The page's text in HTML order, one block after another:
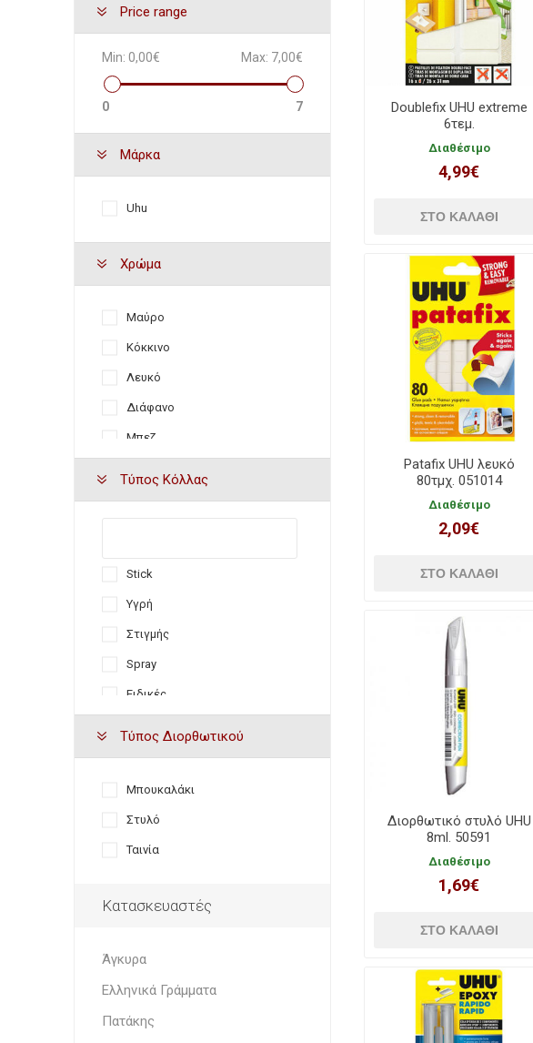
Doublefix UHU extreme
6τεμ.
Διαθέσιμο
4,99€
Patafix UHU λευκό
80τμχ. 051014
Διαθέσιμο
2,09€
Διορθωτικό στυλό UHU
8ml. 50591
Διαθέσιμο
1,69€
Price range
Min: 0,00€ Max: 7,00€
0 7
Μάρκα
Uhu
Χρώμα
Μαύρο
Κόκκινο
Λευκό
Διάφανο
Μπεζ
Τύπος Κόλλας
Stick
Υγρή
Στιγμής
Spray
Ειδικές
Τύπος Διορθωτικού
Μπουκαλάκι
Στυλό
Ταινία
Κατασκευαστές
Άγκυρα
Ελληνικά Γράμματα
Πατάκης